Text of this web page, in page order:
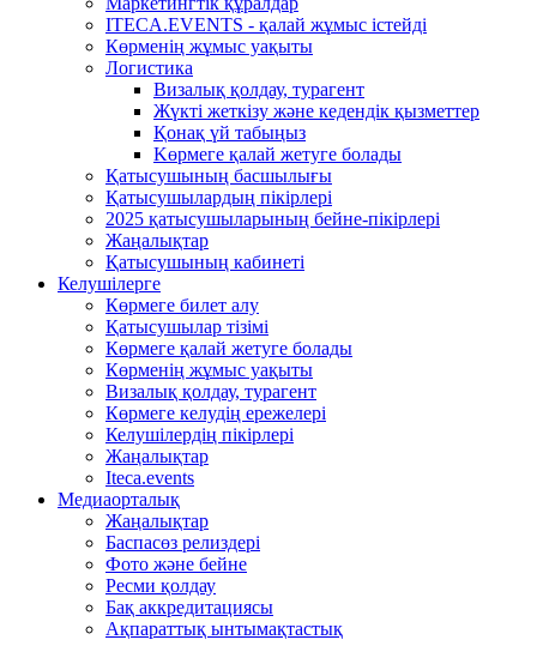
ITECA.EVENTS - қалай жұмыс істейді
Көрменің жұмыс уақыты
Логистика
Визалық қолдау, турагент
Жүкті жеткізу және кедендік қызметтер
Қонақ үй табыңыз
Kөрмеге қалай жетуге болады
Қатысушының басшылығы
Қатысушылардың пікірлері
2025 қатысушыларының бейне-пікірлері
Жаңалықтар
Қатысушының кабинеті
Келушілерге
Көрмеге билет алу
Қатысушылар тізімі
Көрмеге қалай жетуге болады
Көрменің жұмыс уақыты
Визалық қолдау, турагент
Көрмеге келудің ережелері
Келушілердің пікірлері
Жаңалықтар
Iteca.events
Медиаорталық
Жаңалықтар
Баспасөз релиздері
Фото және бейне
Ресми қолдау
Бақ аккредитациясы
Ақпараттық ынтымақтастық